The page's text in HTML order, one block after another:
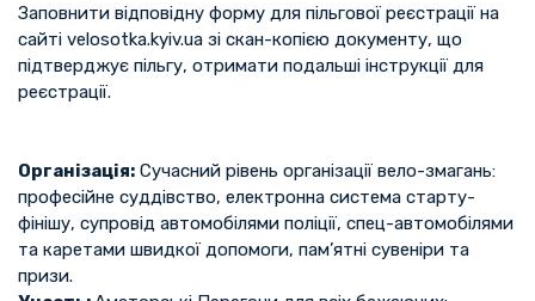
Заповнити відповідну форму для пільгової реєстрації на
сайті velosotka.kyiv.ua зі скан-копією документу, що
підтверджує пільгу, отримати подальші інструкції для
реєстрації.
Організація: Сучасний рівень організації вело-змагань:
професійне суддівство, електронна система старту-
фінішу, супровід автомобілями поліції, спец-автомобілями
та каретами швидкої допомоги, пам’ятні сувеніри та
призи.